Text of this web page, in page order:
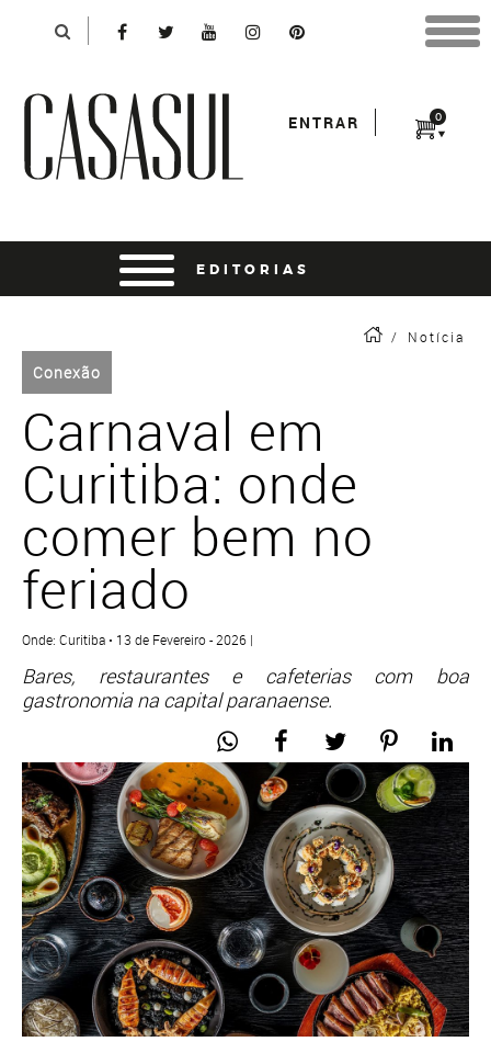
0
ENTRAR
/ Notícia
Conexão
Carnaval em
Curitiba: onde
comer bem no
feriado
Onde: Curitiba • 13 de Fevereiro - 2026 |
Bares, restaurantes e cafeterias com boa
gastronomia na capital paranaense.
*Para finalizar sua compra informe seu e-mail:
*Senha:
entrar usando o facebook